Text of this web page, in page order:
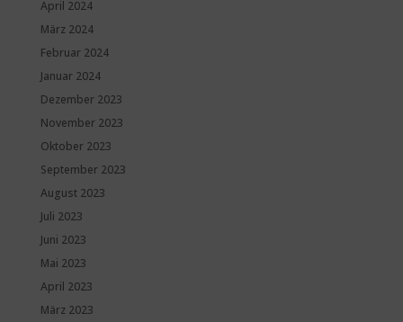
April 2024
März 2024
Februar 2024
Januar 2024
Dezember 2023
November 2023
Oktober 2023
September 2023
August 2023
Juli 2023
Juni 2023
Mai 2023
April 2023
März 2023